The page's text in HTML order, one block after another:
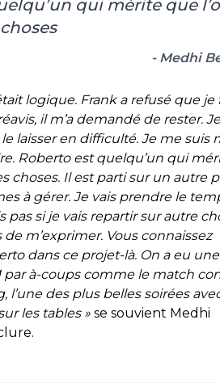
qui mérite que
- Medhi
logique. Frank a refusé que je
il m’a demandé de rester.
laisser en difficulté. Je me suis
Roberto est quelqu’un qui
choses. Il est parti sur un autre
à gérer. Je vais prendre le
pas si je vais repartir sur autre
m’exprimer. Vous connaissez
dans ce projet-là. On a eu
par à-coups comme le match
l’une des plus belles soirées
les tables » se souvient Medhi